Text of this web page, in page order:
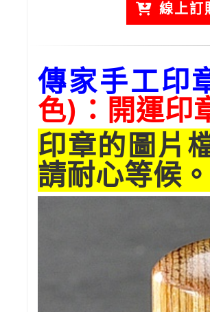
線上訂
傳家手工印
色)：開運印
印章的圖片
請耐心等候。